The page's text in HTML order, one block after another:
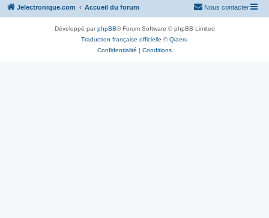
Jelectronique.com Accueil du forum Nous contacter
Développé parphpBB® Forum Software © phpBB Limited
Traduction française officielle ©Qiaeru
Confidentialité | Conditions